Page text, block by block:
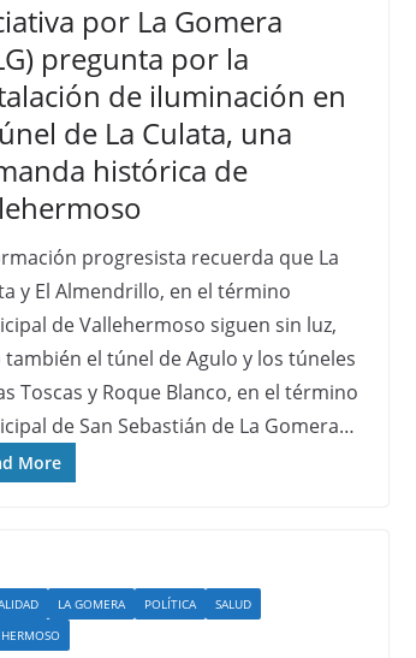
por La Gomera
pregunta por la
de iluminación en
de La Culata, una
histórica de
progresista recuerda que La
y El Almendrillo, en el término
de Vallehermoso siguen sin luz,
también el túnel de Agulo y los túneles
Toscas y Roque Blanco, en el término
de San Sebastián de La Gomera…
More
LA GOMERA POLÍTICA
SALUD